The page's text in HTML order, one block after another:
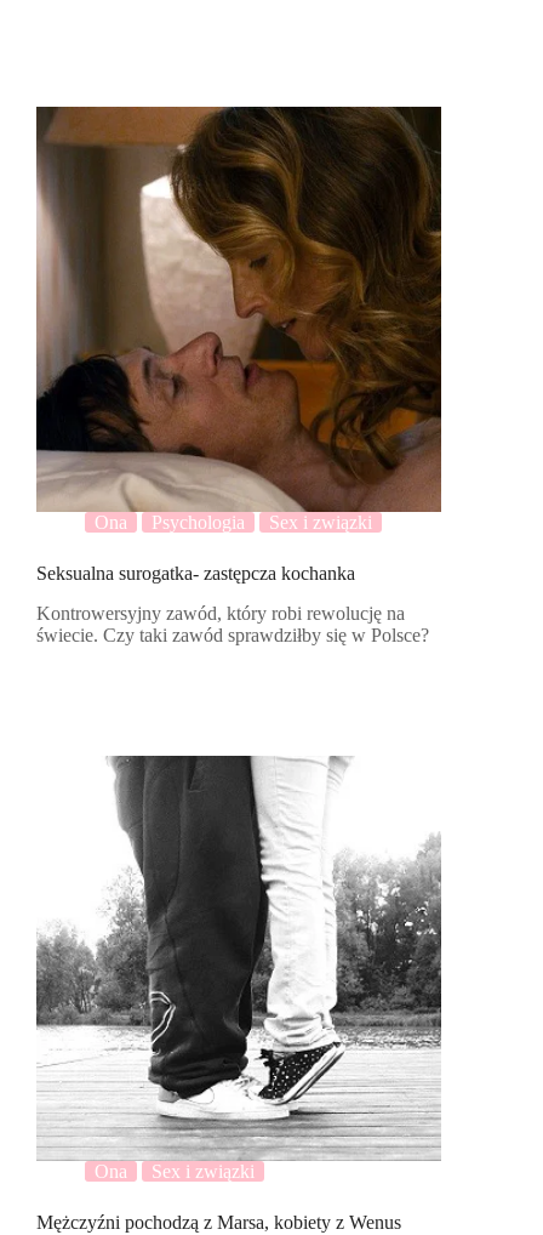
Ona Psychologia Sex i związki
Seksualna surogatka- zastępcza kochanka
Kontrowersyjny zawód, który robi rewolucję na
świecie. Czy taki zawód sprawdziłby się w Polsce?
Ona Sex i związki
Mężczyźni pochodzą z Marsa, kobiety z Wenus